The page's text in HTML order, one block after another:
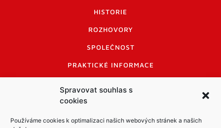
Spravovat souhlas s
cookies
Používáme cookies k optimalizaci našich webových stránek a našich
HISTORIE
ROZHOVORY
SPOLEČNOST
PRAKTICKÉ INFORMACE
INFORMACE A KODEX DISKUTUJÍCÍCH
LOGO A LOGO MANUÁL